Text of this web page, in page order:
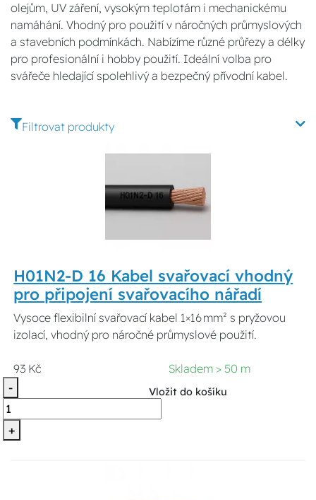
olejům, UV záření, vysokým teplotám i mechanickému
namáhání. Vhodný pro použití v náročných průmyslových
a stavebních podmínkách. Nabízíme různé průřezy a délky
pro profesionální i hobby použití. Ideální volba pro
svářeče hledající spolehlivý a bezpečný přívodní kabel.
Filtrovat produkty
H01N2-D 16 Kabel svařovací vhodný
pro připojení svařovacího nářadí
Vysoce flexibilní svařovací kabel 1×16 mm² s pryžovou
izolací, vhodný pro náročné průmyslové použití.
93 Kč
Skladem > 50 m
-
+
Vložit do košíku